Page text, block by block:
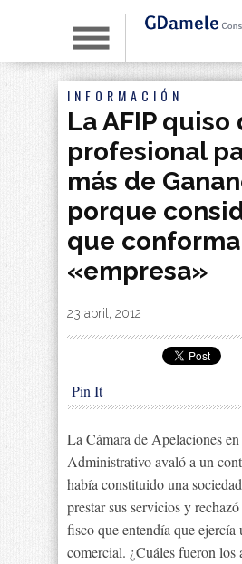
INFORMACIÓN
La AFIP quiso
profesional
más de
porque
que
«empresa»
By|
23 abril, 2012
Pin It
La Cámara de Apelaciones
Administrativo avaló a un
había constituido una
prestar sus servicios y
fisco que entendía que ejercía
comercial. ¿Cuáles fueron los